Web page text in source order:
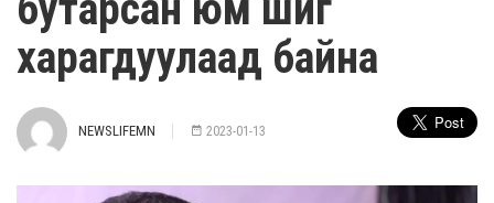
харагдуулаад байна
NEWSLIFEMN 2023-01-13